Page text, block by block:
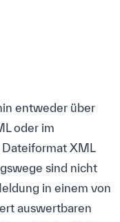
entweder über
oder im
XML
sind nicht
in einem von
auswertbaren